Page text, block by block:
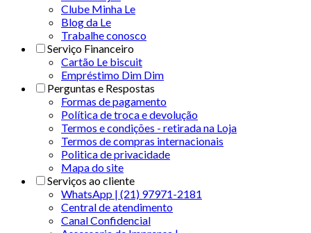
Clube Minha Le
Blog da Le
Trabalhe conosco
Serviço Financeiro
Cartão Le biscuit
Empréstimo Dim Dim
Perguntas e Respostas
Formas de pagamento
Política de troca e devolução
Termos e condições - retirada na Loja
Termos de compras internacionais
Politica de privacidade
Mapa do site
Serviços ao cliente
WhatsApp | (21) 97971-2181
Central de atendimento
Canal Confidencial